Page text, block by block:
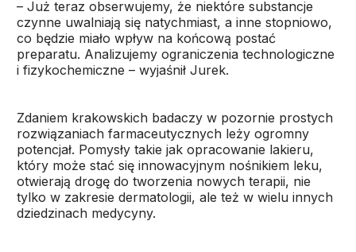
– Już teraz obserwujemy, że niektóre substancje
czynne uwalniają się natychmiast, a inne stopniowo,
co będzie miało wpływ na końcową postać
preparatu. Analizujemy ograniczenia technologiczne
i fizykochemiczne – wyjaśnił Jurek.
Zdaniem krakowskich badaczy w pozornie prostych
rozwiązaniach farmaceutycznych leży ogromny
potencjał. Pomysły takie jak opracowanie lakieru,
który może stać się innowacyjnym nośnikiem leku,
otwierają drogę do tworzenia nowych terapii, nie
tylko w zakresie dermatologii, ale też w wielu innych
dziedzinach medycyny.